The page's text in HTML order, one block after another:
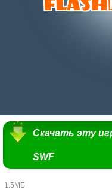
Скачать эту
SWF
1.5МБ